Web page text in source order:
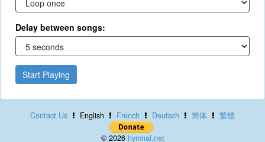
Delay between songs:
Start Playing
Contact Us English French Deutsch 简体 繁體
© 2026 hymnal.net